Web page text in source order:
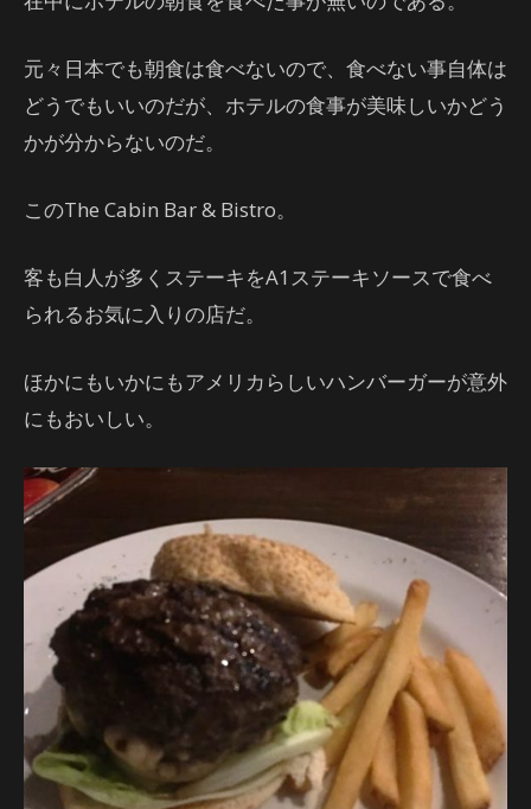
元々日本でも朝食は食べないので、食べない事自体は
どうでもいいのだが、ホテルの食事が美味しいかどう
かが分からないのだ。
このThe Cabin Bar & Bistro。
客も白人が多くステーキをA1ステーキソースで食べ
られるお気に入りの店だ。
ほかにもいかにもアメリカらしいハンバーガーが意外
にもおいしい。